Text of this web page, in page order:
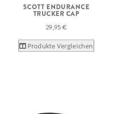
SCOTT ENDURANCE
TRUCKER CAP
29,95 €
Produkte Vergleichen